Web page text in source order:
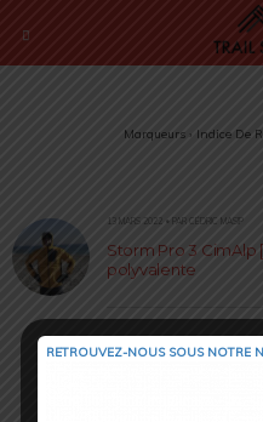
Marqueurs › Indice De
13 MARS 2022 • PAR CÉDRIC MASIP
Storm Pro 3 CimAlp
polyvalente
RETROUVEZ-NOUS SOUS NOTRE